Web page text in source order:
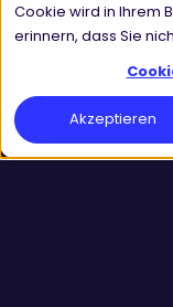
Cookie wird in Ihrem
erinnern, dass Sie
Akzeptieren